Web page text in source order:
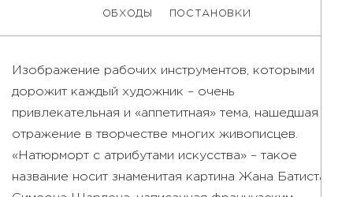
ОБХОДЫ ПОСТАНОВКИ
Изображение рабочих инструментов, которыми
дорожит каждый художник – очень
привлекательная и «аппетитная» тема, нашедшая
отражение в творчестве многих живописцев.
«Натюрморт с атрибутами искусства» – такое
название носит знаменитая картина Жана Батиста